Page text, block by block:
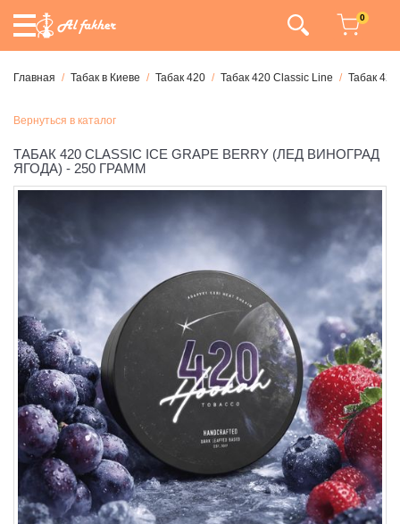
0
Главная Табак в Киеве Табак 420 Табак 420 Classic Line Табак
Вернуться в каталог
ТАБАК 420 CLASSIC ICE GRAPE BERRY (ЛЕД ВИНОГРАД
ЯГОДА) - 250 ГРАММ